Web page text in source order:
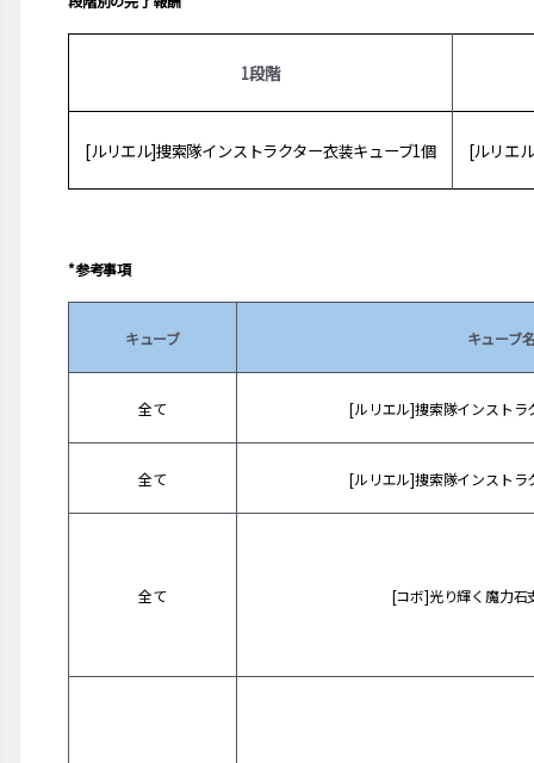
1段階
[ルリエル]捜索隊インストラクター衣装キューブ1個 [ルリエ
*参考事項
キューブ キューブ
全て [ルリエル]捜索隊インストラ
全て [ルリエル]捜索隊インストラ
全て [コボ]光り輝く魔力石